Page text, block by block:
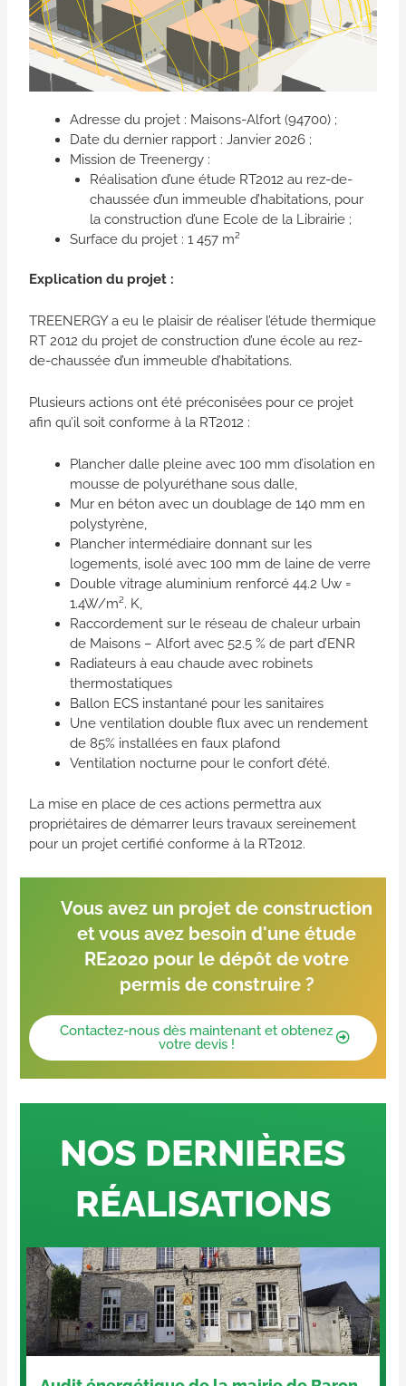
Adresse du projet : Maisons-Alfort (94700) ;
Date du dernier rapport : Janvier 2026 ;
Mission de Treenergy :
Réalisation d’une étude RT2012 au rez-de-
chaussée d’un immeuble d’habitations, pour
la construction d’une Ecole de la Librairie ;
Surface du projet : 1 457 m²
Explication du projet :
TREENERGY a eu le plaisir de réaliser l’étude thermique
RT 2012 du projet de construction d’une école au rez-
de-chaussée d’un immeuble d’habitations.
Plusieurs actions ont été préconisées pour ce projet
afin qu’il soit conforme à la RT2012 :
Plancher dalle pleine avec 100 mm d’isolation en
mousse de polyuréthane sous dalle,
Mur en béton avec un doublage de 140 mm en
polystyrène,
Plancher intermédiaire donnant sur les
logements, isolé avec 100 mm de laine de verre
Double vitrage aluminium renforcé 44.2 Uw =
1.4W/m². K,
Raccordement sur le réseau de chaleur urbain
de Maisons – Alfort avec 52.5 % de part d’ENR
Radiateurs à eau chaude avec robinets
thermostatiques
Ballon ECS instantané pour les sanitaires
Une ventilation double flux avec un rendement
de 85% installées en faux plafond
Ventilation nocturne pour le confort d’été.
La mise en place de ces actions permettra aux
propriétaires de démarrer leurs travaux sereinement
pour un projet certifié conforme à la RT2012.
Vous avez un projet de construction
et vous avez besoin d'une étude
RE2020 pour le dépôt de votre
permis de construire ?
Contactez-nous dès maintenant et obtenez
votre devis !
NOS DERNIÈRES
RÉALISATIONS